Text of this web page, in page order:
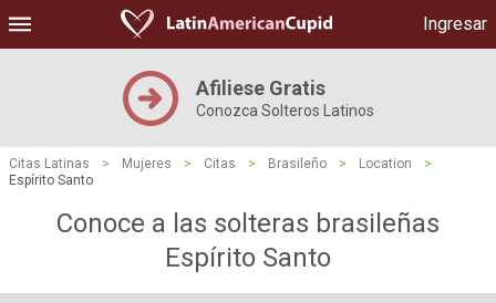
Ingresar
Afiliese Gratis
Conozca Solteros Latinos
Citas Latinas > Mujeres > Citas > Brasileño > Location
>
Espírito Santo
Conoce a las solteras brasileñas
Espírito Santo